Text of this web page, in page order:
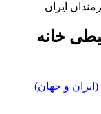
خانه
و جهان)